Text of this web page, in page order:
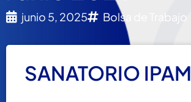
junio 5, 2025 Bolsa de Trabajo
SANATORIO IPAM